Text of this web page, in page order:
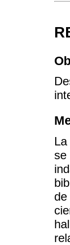
se